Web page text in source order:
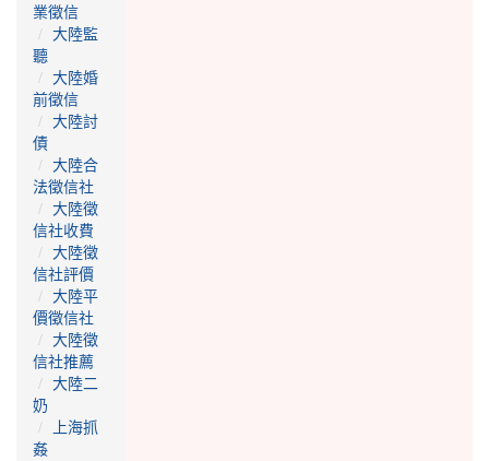
業徵信
大陸監
聽
大陸婚
前徵信
大陸討
債
大陸合
法徵信社
大陸徵
信社收費
大陸徵
信社評價
大陸平
價徵信社
大陸徵
信社推薦
大陸二
奶
上海抓
姦